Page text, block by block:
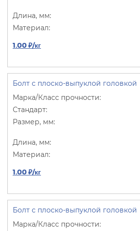
1.00 ₽/кг
Болт с плоско-выпуклой головкой
1.00 ₽/кг
Болт с плоско-выпуклой головкой